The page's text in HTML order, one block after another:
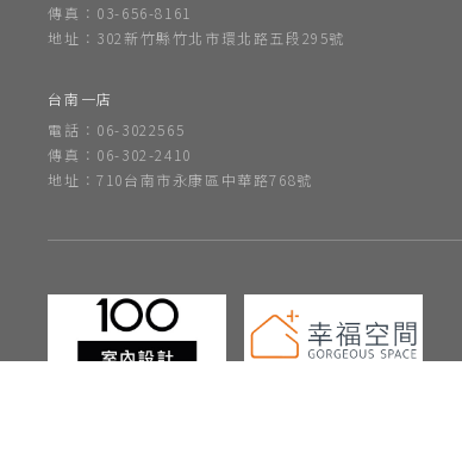
傳真：03-656-8161
地址：302新竹縣竹北市環北路五段295號
台南一店
電話：06-3022565
傳真：06-302-2410
地址：710台南市永康區中華路768號